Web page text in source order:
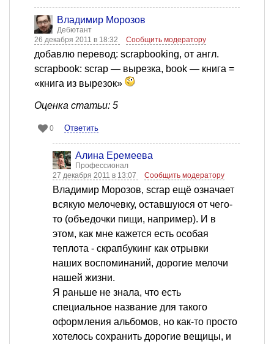
Владимир Морозов
Дебютант
26 декабря 2011 в 18:32
Сообщить модератору
добавлю перевод: scrapbooking, от англ.
scrapbook: scrap — вырезка, book — книга =
«книга из вырезок»
Оценка статьи: 5
0 Ответить
Алина Еремеева
Профессионал
27 декабря 2011 в 13:07
Сообщить модератору
Владимир Морозов, scrap ещё означает
всякую мелочевку, оставшуюся от чего-
то (объедочки пищи, например). И в
этом, как мне кажется есть особая
теплота - скрапбукинг как отрывки
наших воспоминаний, дорогие мелочи
нашей жизни.
Я раньше не знала, что есть
специальное название для такого
оформления альбомов, но как-то просто
хотелось сохранить дорогие вещицы, и